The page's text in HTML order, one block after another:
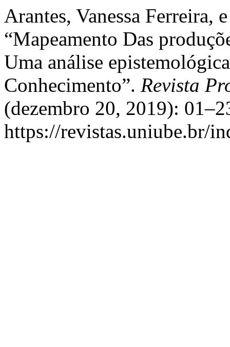
Arantes, Vanessa Ferreira,
“Mapeamento Das
Uma análise
Conhecimento”. Revista
(dezembro 20, 2019):
https://revistas.uniube.br/